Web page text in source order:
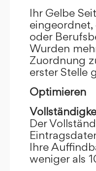
Ihr Gelbe
oder
Wurden
Zuordnung
erster Stelle
Optimieren
Der
Ihre
weniger als